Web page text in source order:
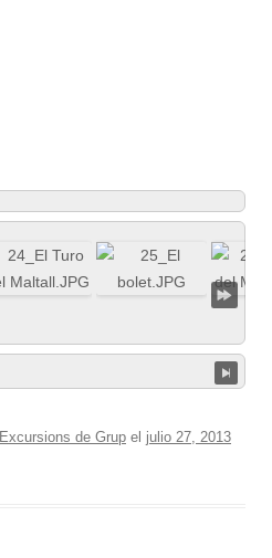
Excursions de Grup el julio 27, 2013